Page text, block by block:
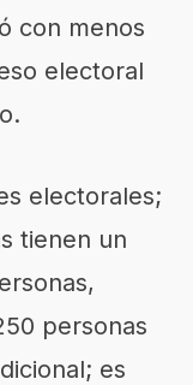
con menos
electoral
electorales;
tienen un
personas
es